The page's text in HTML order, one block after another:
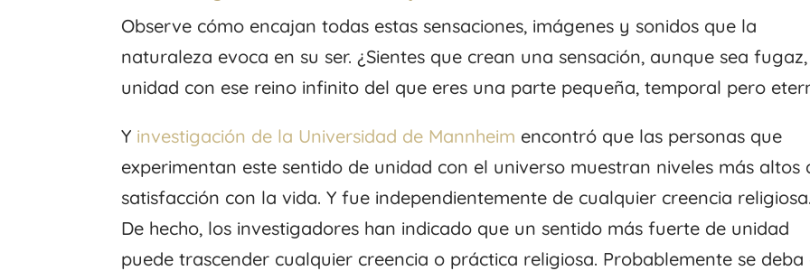
Observe cómo encajan todas estas sensaciones, imágenes y sonidos que la
naturaleza evoca en su ser. ¿Sientes que crean una sensación, aunque sea
unidad con ese reino infinito del que eres una parte pequeña, temporal pero
Y investigación de la Universidad de Mannheim encontró que las personas que
experimentan este sentido de unidad con el universo muestran niveles más altos
satisfacción con la vida. Y fue independientemente de cualquier creencia religiosa.
De hecho, los investigadores han indicado que un sentido más fuerte de unidad
puede trascender cualquier creencia o práctica religiosa. Probablemente se deba